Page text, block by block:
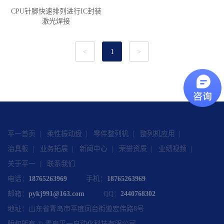
CPU针脚快速排列进行IC封装
激光焊接
< 1 >
平一首页 柔性振动盘 零件整列机
整列机应用
治具板
业务拓展 新闻中心 荣誉资质
业绩视频
关于平一
联系我们
电话： 18765263969 手机： 18765263969
邮箱： pykj991@163.com QQ： 2440768302
地址：山东省青岛市平度凤台街道宏伟路8号